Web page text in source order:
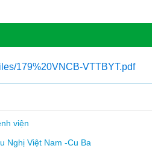
179%20VNCB-VTTBYT.pdf
viện
Nghị Việt Nam -Cu Ba